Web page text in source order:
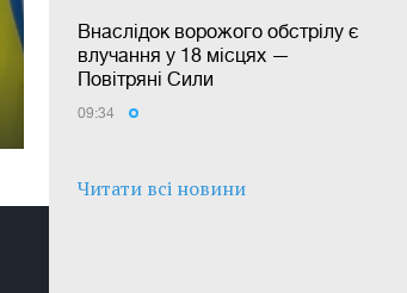
Внаслідок ворожого обстрілу є
влучання у 18 місцях —
Повітряні Сили
09:34
Читати всі новини